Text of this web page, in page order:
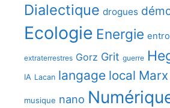
Dialectique drogues
Ecologie Energie
extraterrestres Gorz Grit guerre
IA Lacan langage local Marx
musique nano